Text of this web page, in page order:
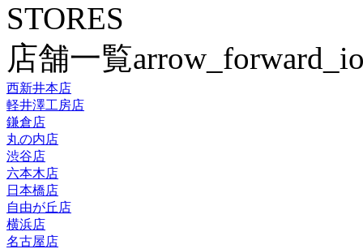
STORES
店舗一覧
西新井本店
軽井澤工房店
鎌倉店
丸の内店
渋谷店
六本木店
日本橋店
自由が丘店
横浜店
名古屋店